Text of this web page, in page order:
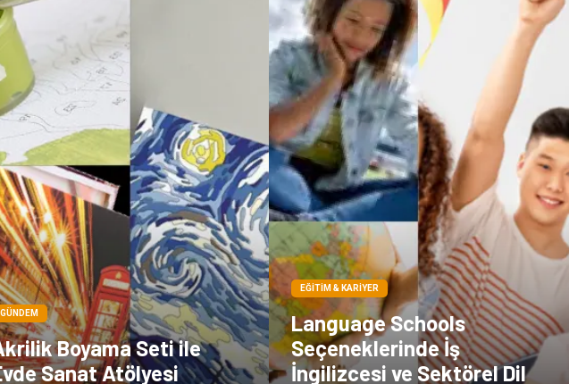
Kına Gecesi
Spor Malzemeleri Basın Yayın
İthalat İhracat
Bakım
GÜNDEM
Boyama Seti ile
Sanat Atölyesi
EĞITIM & KARIYER
Language Schools
Seçeneklerinde İş
İngilizcesi ve Sektörel Dil